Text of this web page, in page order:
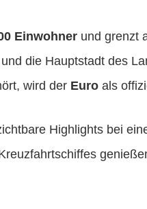
Einwohner und grenzt
die Hauptstadt des
wird der Euro als
Highlights bei